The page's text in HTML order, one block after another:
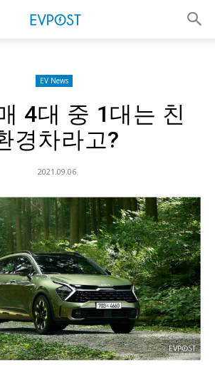
EV News
4대 중 1대는 친
경차라고?
2021.09.06